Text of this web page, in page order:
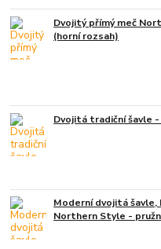
Dvojitý přímý meč
(horní rozsah)
Dvojitá tradiční šavle
Moderní dvojitá šavle,
Northern Style -